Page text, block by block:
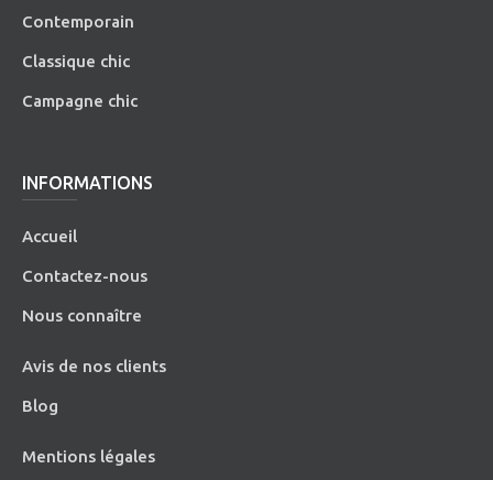
Contemporain
Classique chic
Campagne chic
INFORMATIONS
Accueil
Contactez-nous
Nous connaître
Avis de nos clients
Blog
Mentions légales